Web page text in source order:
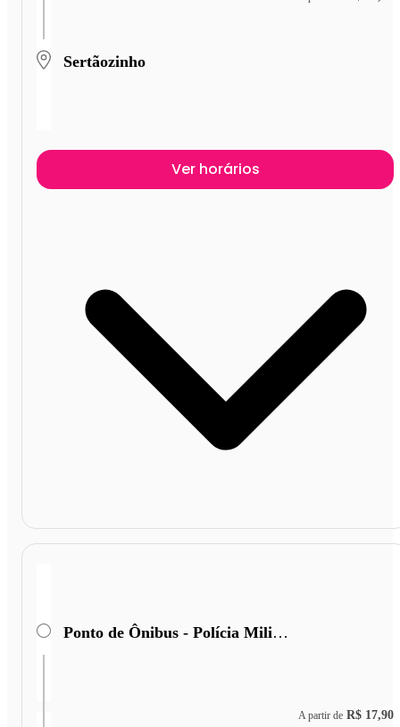
Sertãozinho
Ver horários
Ponto de Ônibus - Polícia Militar Rodoviária
A partir de R$ 17,90